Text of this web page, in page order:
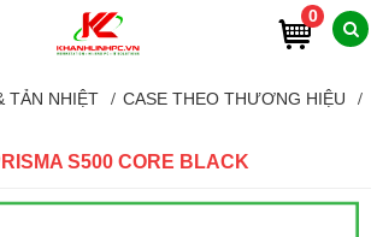
0
TẢN NHIỆT
CASE THEO THƯƠNG HIỆU
S500 CORE BLACK